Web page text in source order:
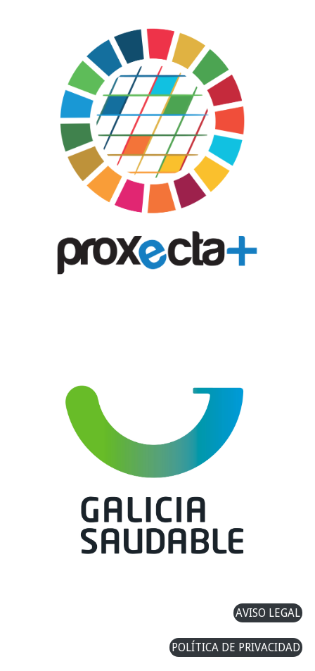
AVISO LEGAL
POLÍTICA DE PRIVACIDAD